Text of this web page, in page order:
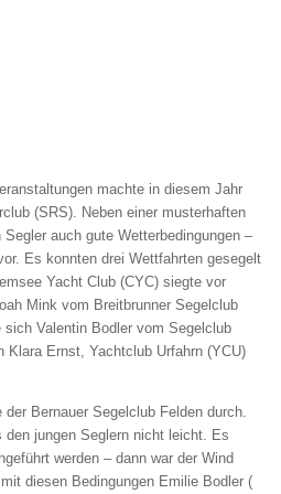
machte in diesem Jahr
(SRS). Neben einer musterhaften
auch gute Wetterbedingungen –
Es konnten drei Wettfahrten gesegelt
Yacht Club (CYC) siegte vor
Mink vom Breitbrunner Segelclub
Valentin Bodler vom Segelclub
Klara Ernst, Yachtclub Urfahrn (YCU)
Bernauer Segelclub Felden durch.
den jungen Seglern nicht leicht. Es
werden – dann war der Wind
diesen Bedingungen Emilie Bodler (